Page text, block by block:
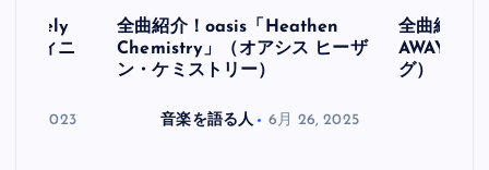
フィニ
30, 2023
全曲紹介！oasis「Heathen
Chemistry」（オアシス ヒーザ
ン・ケミストリー）
音楽を語る人 6月 26, 2025
全曲紹介
AWAY」
グ）